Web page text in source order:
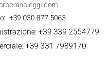
+39 030 877 5063
+39 339 2554779
+39 331 7989170